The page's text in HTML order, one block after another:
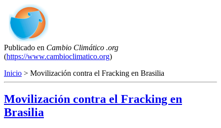
Publicado en Cambio Climático .org
(https://www.cambioclimatico.org)
Inicio > Movilización contra el Fracking en Brasilia
Movilización contra el Fracking en
Brasilia